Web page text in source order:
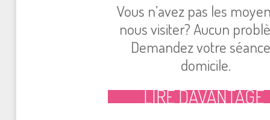
Vous n’avez pas les
nous visiter? Aucun
Demandez votre
domicile.
LIRE DAVANTAGE